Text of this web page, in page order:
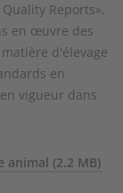
Reports»,
en œuvre des
d'élevage
en
vigueur dans
animal (2.2 MB)